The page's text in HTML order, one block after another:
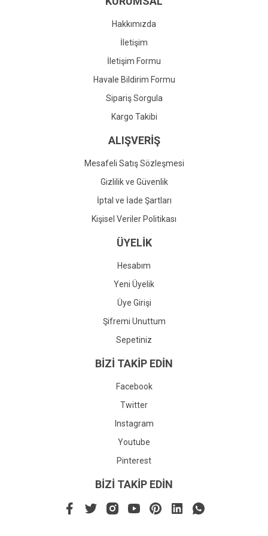
Gönder
Hakkımızda
İletişim
İletişim Formu
Havale Bildirim Formu
Sipariş Sorgula
Kargo Takibi
ALIŞVERİŞ
Mesafeli Satış Sözleşmesi
Gizlilik ve Güvenlik
İptal ve İade Şartları
Kişisel Veriler Politikası
ÜYELİK
Hesabım
Yeni Üyelik
Üye Girişi
Şifremi Unuttum
Sepetiniz
BİZİ TAKİP EDİN
Facebook
Twitter
Instagram
Youtube
Pinterest
BİZİ TAKİP EDİN